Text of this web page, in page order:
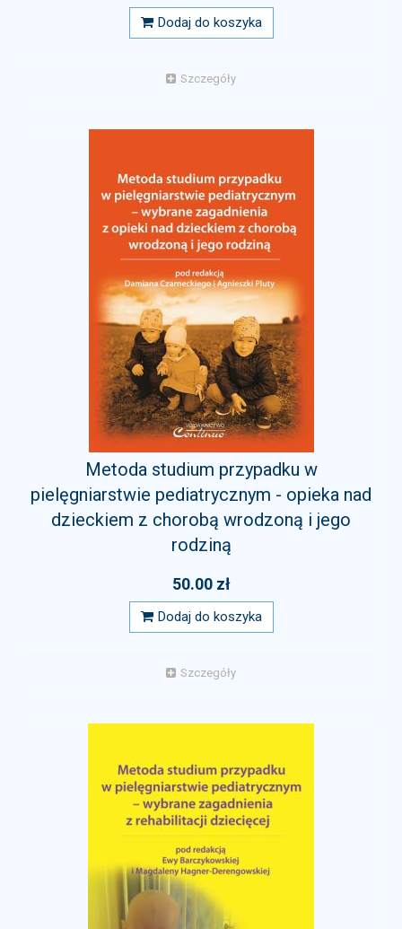
Dodaj do koszyka
Szczegóły
Metoda studium przypadku w
pielęgniarstwie pediatrycznym - opieka nad
dzieckiem z chorobą wrodzoną i jego
rodziną
50.00 zł
Dodaj do koszyka
Szczegóły